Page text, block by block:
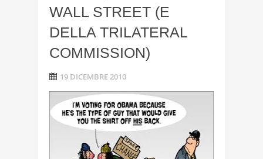
WALL STREET (E
DELLA TRILATERAL
COMMISSION)
19 DICEMBRE 2010